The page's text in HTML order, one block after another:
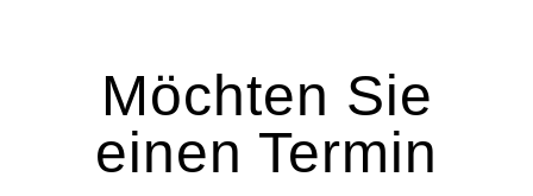
Möchten Sie
einen Termin